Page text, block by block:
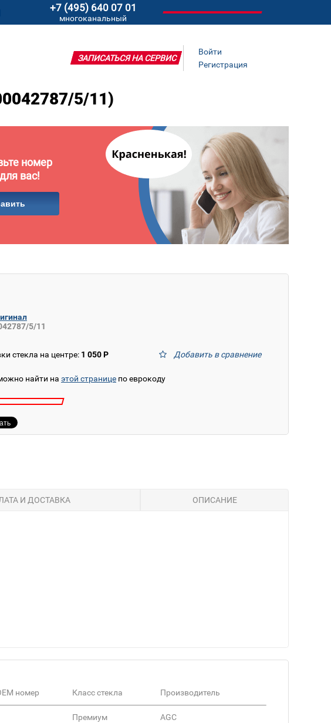
+7 (495) 640 07 01
многоканальный
Войти
Регистрация
ЗАПИСАТЬСЯ НА СЕРВИС
5/11)
номер
вас!
5/11
Добавить в сравнение
стекла на центре: 1 050 Р
найти на этой странице по еврокоду
И ДОСТАВКА ОПИСАНИЕ
номер Класс стекла Производитель
Премиум AGC